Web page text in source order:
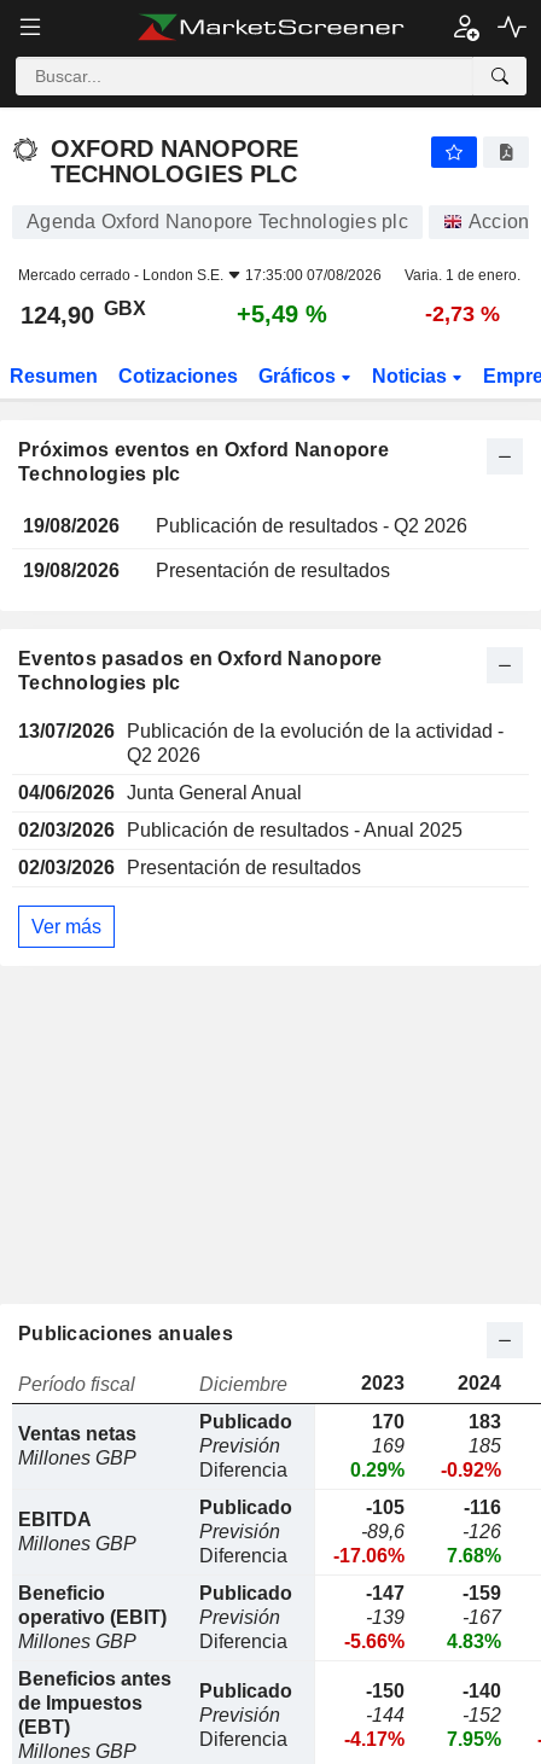
OXFORD NANOPORE TECHNOLOGIES PLC
OXFORD NANOPORE
TECHNOLOGIES PLC
Agenda Oxford Nanopore Technologies plc
Mercado cerrado - London S.E. 17:35:00 07/08/2026 Varia. 1 de enero.
124,90 GBX +5,49 % -2,73 %
Resumen Cotizaciones Gráficos Noticias
Próximos eventos en Oxford Nanopore
Technologies plc
19/08/2026 Publicación de resultados - Q2 2026
19/08/2026 Presentación de resultados
Eventos pasados en Oxford Nanopore
Technologies plc
13/07/2026
Publicación de la evolución de la actividad -
Q2 2026
04/06/2026 Junta General Anual
02/03/2026
Publicación de resultados - Anual 2025
02/03/2026
Presentación de resultados
Ver más
Publicaciones anuales
Período fiscal Diciembre 2023 2024
Ventas netas
Millones GBP
Publicado
Previsión
Diferencia
170
169
0.29%
183
185
-0.92%
EBITDA
Millones GBP
Publicado
Previsión
Diferencia
-105
-89,6
-17.06%
-116
-126
7.68%
Beneficio
operativo (EBIT)
Millones GBP
Publicado
Previsión
Diferencia
-147
-139
-5.66%
-159
-167
4.83%
Beneficios antes
de Impuestos
(EBT)
Millones GBP
Publicado
Previsión
Diferencia
-150
-144
-4.17%
-140
-152
7.95%